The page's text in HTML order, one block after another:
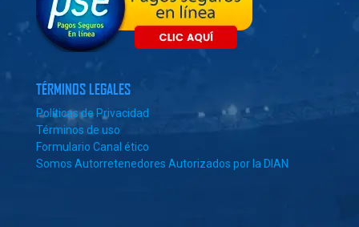
TÉRMINOS LEGALES
Políticas de Privacidad
Términos de uso
Formulario Canal ético
Somos Autorretenedores Autorizados por la DIAN